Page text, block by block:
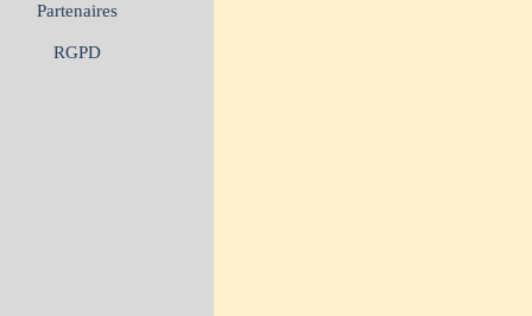
Partenaires
RGPD